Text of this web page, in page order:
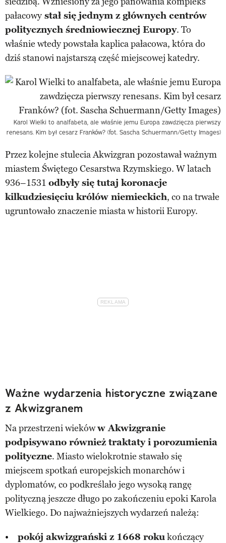
pałacowy stał się jednym z głównych centrów
politycznych średniowiecznej Europy. To
właśnie wtedy powstała kaplica pałacowa, która do
dziś stanowi najstarszą część miejscowej katedry.
Karol Wielki to analfabeta, ale właśnie jemu Europa zawdzięcza pierwszy
renesans. Kim był cesarz Franków? (fot. Sascha Schuermann/Getty Images)
Przez kolejne stulecia Akwizgran pozostawał ważnym
miastem Świętego Cesarstwa Rzymskiego. W latach
936–1531 odbyły się tutaj koronacje
kilkudziesięciu królów niemieckich, co na trwałe
ugruntowało znaczenie miasta w historii Europy.
Ważne wydarzenia historyczne związane
z Akwizgranem
Na przestrzeni wiekóww Akwizgranie
podpisywano również traktaty i porozumienia
polityczne. Miasto wielokrotnie stawało się
miejscem spotkań europejskich monarchów i
dyplomatów, co podkreślało jego wysoką rangę
polityczną jeszcze długo po zakończeniu epoki Karola
Wielkiego. Do najważniejszych wydarzeń należą:
pokój akwizgrański z 1668 rokukończący